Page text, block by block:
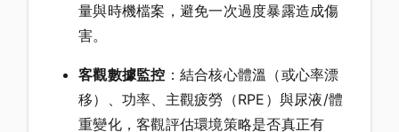
量與時機檔案，避免一次過度暴露造成傷
害。
客觀數據監控 ：結合核心體溫（或心率漂
移）、功率、主觀疲勞（RPE）與尿液/體
重變化，客觀評估環境策略是否真正有